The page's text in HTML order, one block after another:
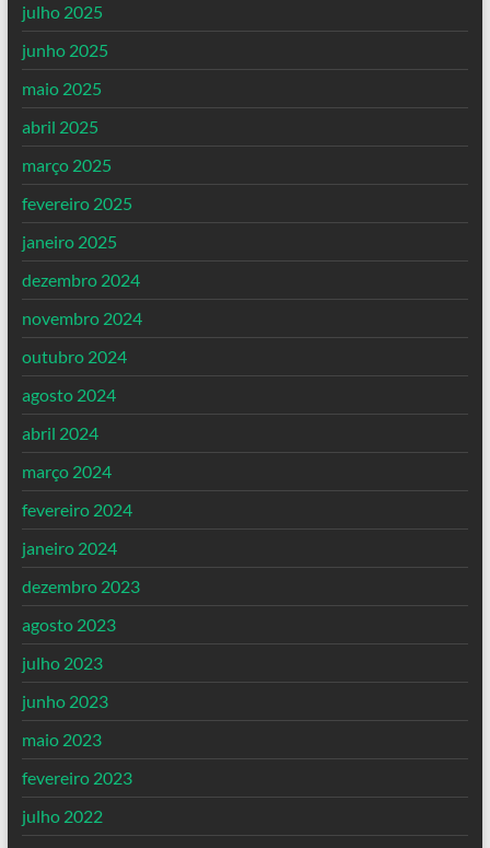
julho 2025
junho 2025
maio 2025
abril 2025
março 2025
fevereiro 2025
janeiro 2025
dezembro 2024
novembro 2024
outubro 2024
agosto 2024
abril 2024
março 2024
fevereiro 2024
janeiro 2024
dezembro 2023
agosto 2023
julho 2023
junho 2023
maio 2023
fevereiro 2023
julho 2022